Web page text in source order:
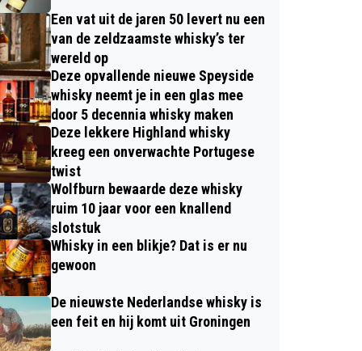
Een vat uit de jaren 50 levert nu een
van de zeldzaamste whisky’s ter
wereld op
Deze opvallende nieuwe Speyside
whisky neemt je in een glas mee
door 5 decennia whisky maken
Deze lekkere Highland whisky
kreeg een onverwachte Portugese
twist
Wolfburn bewaarde deze whisky
ruim 10 jaar voor een knallend
slotstuk
Whisky in een blikje? Dat is er nu
gewoon
De nieuwste Nederlandse whisky is
een feit en hij komt uit Groningen